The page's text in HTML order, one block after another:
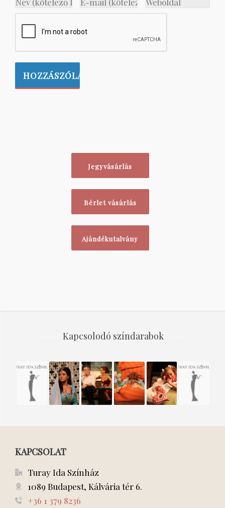
Jegyvásárlás
Bérlet vásárlás
Ajándékutalvány
Kapcsolodó színdarabok
PRAH
GÜL
BABA
SEGÍTSÉG,
ÉN
VAGYOK
TÜNDÉRIAA
RÁTÓTI
CSIKÓTOJÁS
NŐK,
ÁLMOK,
SORSOK
KAPCSOLAT
Turay Ida Színház
1089 Budapest, Kálvária tér 6.
+36 1 379 8236